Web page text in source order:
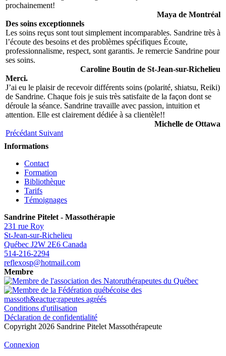
prochainement!
Maya de Montréal
Des soins exceptionnels
Les soins reçus sont tout simplement incomparables. Sandrine très à
l’écoute des besoins et des problèmes spécifiques Écoute,
professionnalisme, respect, sont garantis. Je remercie Sandrine pour
ses soins.
Caroline Boutin de St-Jean-sur-Richelieu
Merci.
J’ai eu le plaisir de recevoir différents soins (polarité, shiatsu, Reiki)
de Sandrine. Chaque fois je suis très satisfaite de la façon dont se
déroule la séance. Sandrine travaille avec passion, intuition et
attention. Elle est clairement dédiée à sa clientèle!!
Michelle de Ottawa
Précédant Suivant
Informations
Contact
Formation
Bibliothèque
Tarifs
Témoignages
Sandrine Pitelet - Massothérapie
231 rue Roy
St-Jean-sur-Richelieu
Québec J2W 2E6 Canada
514-216-2294
reflexosp@hotmail.com
Membre
Conditions d'utilisation
Déclaration de confidentialité
Copyright 2026 Sandrine Pitelet Massothérapeute
Connexion